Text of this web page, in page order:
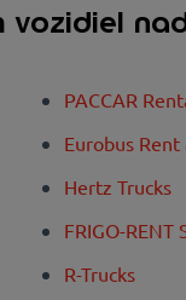
vozidiel
PACCAR
Eurobus Rent
Hertz Trucks
FRIGO-RENT
R-Trucks